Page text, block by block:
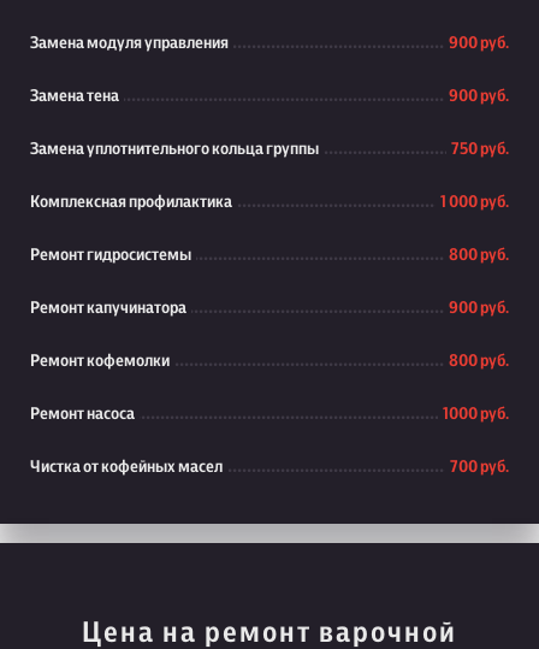
Замена модуля управления 900 руб.
Замена тена 900 руб.
Замена уплотнительного кольца группы 750 руб.
Комплексная профилактика 1 000 руб.
Ремонт гидросистемы 800 руб.
Ремонт капучинатора 900 руб.
Ремонт кофемолки 800 руб.
Ремонт насоса 1000 руб.
Чистка от кофейных масел 700 руб.
Цена на ремонт варочной